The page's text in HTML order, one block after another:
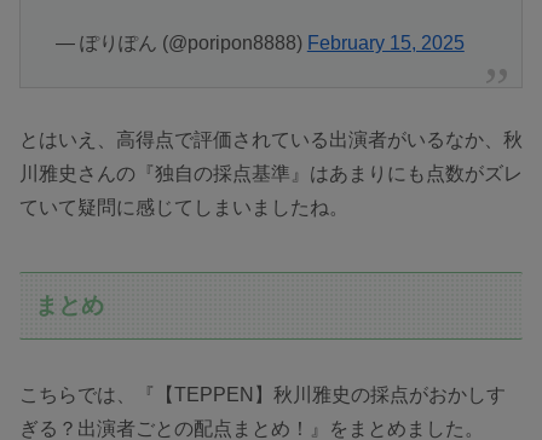
— ぽりぽん (@poripon8888) February 15, 2025
とはいえ、高得点で評価されている出演者がいるなか、秋
川雅史さんの『独自の採点基準』はあまりにも点数がズレ
ていて疑問に感じてしまいましたね。
まとめ
こちらでは、『【TEPPEN】秋川雅史の採点がおかしす
ぎる？出演者ごとの配点まとめ！』をまとめました。